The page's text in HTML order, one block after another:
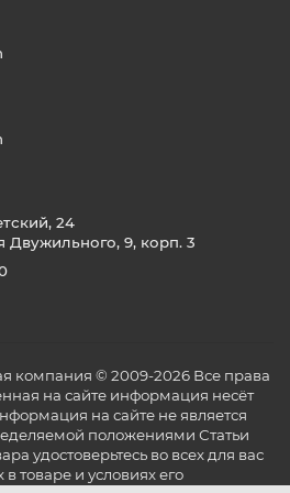
в толще пола и
помещение снизу вверх.
тёплый пол в
составляет 20–30 лет.
оборудование скрыто под
полезное пространство.
помещений
прихожих, лоджий и даже
тёплые
одножильные и
— бюджетный вариант,
24
Двужильного, 9, корп. 3
компания © 2009-2026 Все права
на сайте информация несёт
на сайте не является
положениями Статьи
удостоверьтесь во всех для вас
товаре и условиях его